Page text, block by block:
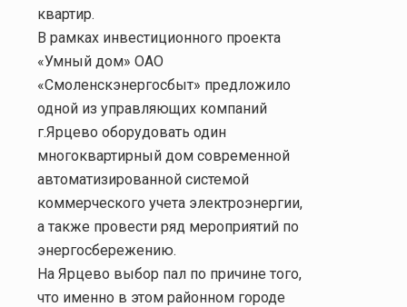
квартир.
В рамках инвестиционного проекта
«Умный дом» ОАО
«Смоленскэнергосбыт» предложило
одной из управляющих компаний
г.Ярцево оборудовать один
многоквартирный дом современной
автоматизированной системой
коммерческого учета электроэнергии,
а также провести ряд мероприятий по
энергосбережению.
На Ярцево выбор пал по причине того,
что именно в этом районном городе